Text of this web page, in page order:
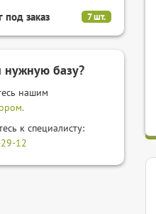
под заказ 7 шт.
базу?
нашим
к специалисту:
12